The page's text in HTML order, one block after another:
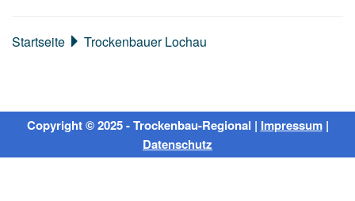
Startseite Trockenbauer Lochau
Copyright © 2025 - Trockenbau-Regional | Impressum|
Datenschutz